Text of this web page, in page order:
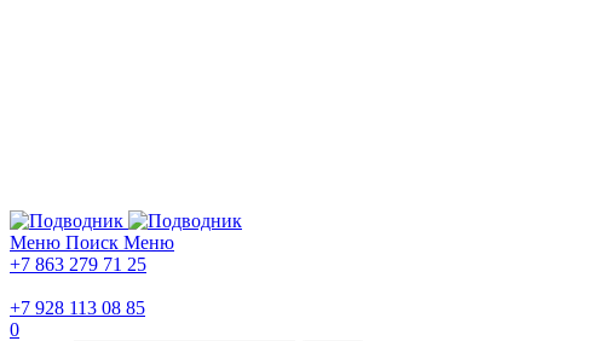
Меню Поиск Меню
+7 863 279 71 25
+7 928 113 08 85
0